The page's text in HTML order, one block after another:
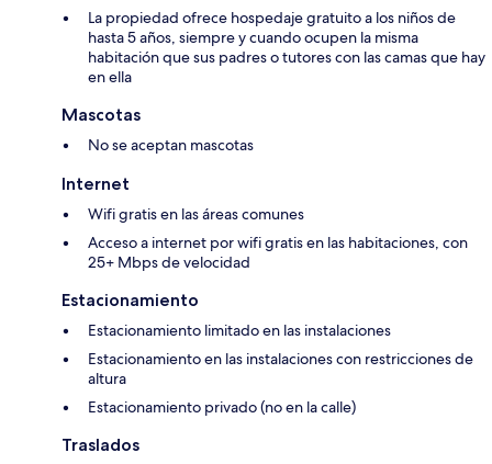
La propiedad ofrece hospedaje gratuito a los niños de
hasta 5 años, siempre y cuando ocupen la misma
habitación que sus padres o tutores con las camas que hay
en ella
Mascotas
No se aceptan mascotas
Internet
Wifi gratis en las áreas comunes
Acceso a internet por wifi gratis en las habitaciones, con
25+ Mbps de velocidad
Estacionamiento
Estacionamiento limitado en las instalaciones
Estacionamiento en las instalaciones con restricciones de
altura
Estacionamiento privado (no en la calle)
Traslados